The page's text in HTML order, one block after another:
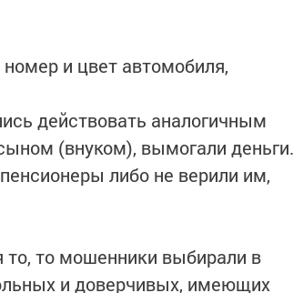
и цвет автомобиля,
действовать аналогичным
(внуком), вымогали деньги.
либо не верили им,
то, то мошенники выбирали в
и доверчивых, имеющих